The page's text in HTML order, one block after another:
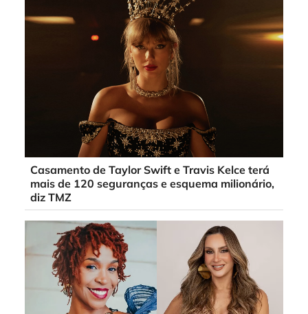
Casamento de Taylor Swift e Travis Kelce terá
mais de 120 seguranças e esquema milionário,
diz TMZ